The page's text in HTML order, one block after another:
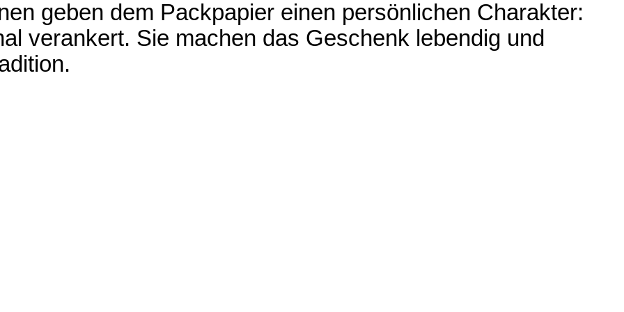
geben dem Packpapier einen persönlichen Charakter:
verankert. Sie machen das Geschenk lebendig und